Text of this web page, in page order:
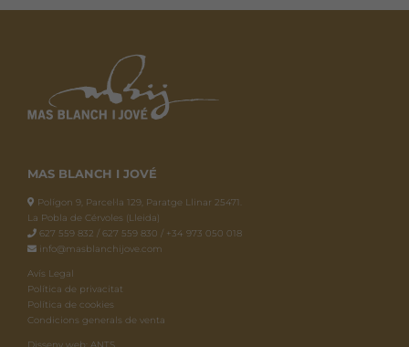
MAS BLANCH I JOVÉ
Polígon 9, Parcel·la 129, Paratge Llinar 25471.
La Pobla de Cérvoles (Lleida)
627 559 832 / 627 559 830 / +34 973 050 018
info@masblanchijove.com
Avís Legal
Política de privacitat
Política de cookies
Condicions generals de venta